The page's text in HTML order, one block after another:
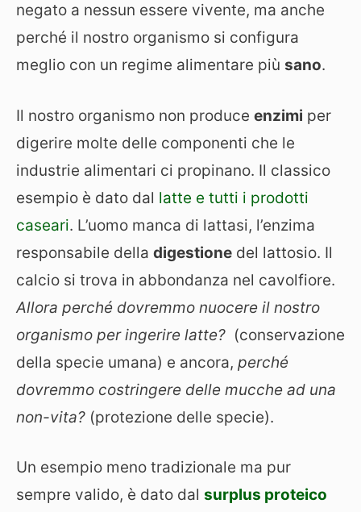
negato a nessun essere vivente, ma anche
perché il nostro organismo si configura
meglio con un regime alimentare più sano.
Il nostro organismo non produce enzimi per
digerire molte delle componenti che le
industrie alimentari ci propinano. Il classico
esempio è dato dal latte e tutti i prodotti
caseari. L’uomo manca di lattasi, l’enzima
responsabile della digestione del lattosio. Il
calcio si trova in abbondanza nel cavolfiore.
Allora perché dovremmo nuocere il nostro
organismo per ingerire latte? (conservazione
della specie umana) e ancora, perché
dovremmo costringere delle mucche ad una
non-vita? (protezione delle specie).
Un esempio meno tradizionale ma pur
sempre valido, è dato dal surplus proteico